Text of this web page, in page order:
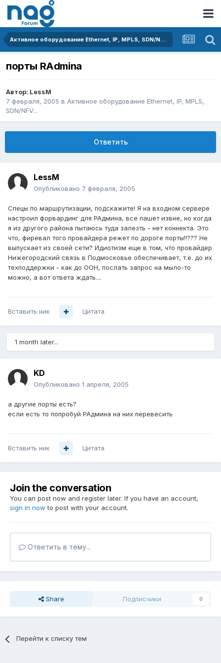
Активное оборудование Ethernet, IP, MPLS, SDN/NFV...
порты RAdminа
Автор: LessM
7 февраля, 2005 в Активное оборудование Ethernet, IP, MPLS,
SDN/NFV...
Ответить
LessM
Опубликовано 7 февраля, 2005
Спецы по маршрутизации, подскажите! Я на входном сервере
настроил форвардинг для РАдмина, все пашет извне, но когда
я из другого района пытаюсь туда залезть - нет коннекта. Это
что, фиревал того провайдера режет по дороге порты!!??? Не
выпускает из своей сети? Идиотизм еще в том, что провайдер
Нижегородский связь в Подмосковье обеспечивает, т.е. до их
техподдержки - как до ООН, послать запрос на мыло-то
можно, а вот ответа ждать....
Вставить ник Цитата
1 month later...
KD
Опубликовано 1 апреля, 2005
а другие порты есть?
если есть то попробуй РАдмина на них перевесить
Вставить ник Цитата
Join the conversation
You can post now and register later. If you have an account,
sign in now to post with your account.
Ответить в тему...
Share Подписчики 0
Перейти к списку тем